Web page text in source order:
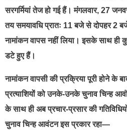
सरगर्मियां तेज हो गई हैं। मंगलवार, 27
तय समयावधि प्रातः 11 बजे से दोपहर 2
नामांकन वापस नहीं लिया। इसके साथ ही
डटे हुए हैं।
नामांकन वापसी की प्रक्रिया पूरी होने के
प्रत्याशियों को उनके-उनके चुनाव चिन्ह
के साथ ही अब प्रचार-प्रसार की
चुनाव चिन्ह आवंटन इस प्रकार रहा—